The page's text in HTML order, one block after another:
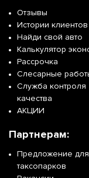
Отзывы
Истории клиентов
Найди свой авто
Калькулятор
Рассрочка
Слесарные
Служба контроля
качества
АКЦИИ
Партнерам:
Предложение для
таксопарков